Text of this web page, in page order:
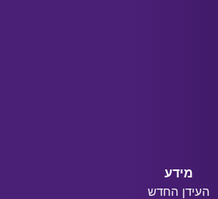
מידע
העידן החדש